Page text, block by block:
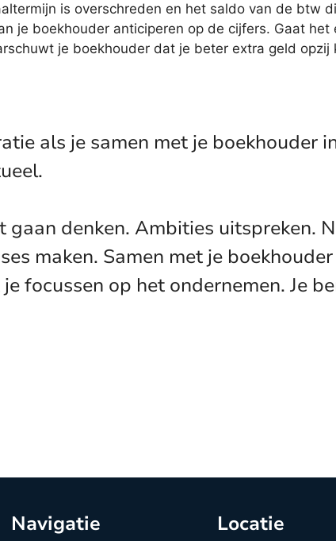
is overschreden en het saldo van de btw
je boekhouder anticiperen op de cijfers. Gaat
je boekhouder dat je beter extra geld
als je samen met je boekhouder
denken. Ambities uitspreken.
maken. Samen met je
focussen op het ondernemen. Je
Navigatie Locatie